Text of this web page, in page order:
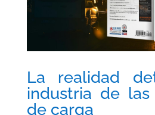
La realidad
industria de
de carga